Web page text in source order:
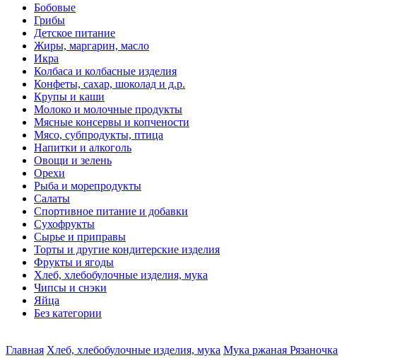
Бобовые
Грибы
Детское питание
Жиры, маргарин, масло
Икра
Колбаса и колбасные изделия
Конфеты, сахар, шоколад и д.р.
Крупы и каши
Молоко и молочные продукты
Мясные консервы и копчености
Мясо, субпродукты, птица
Напитки и алкоголь
Овощи и зелень
Орехи
Рыба и морепродукты
Салаты
Спортивное питание и добавки
Сухофрукты
Сырье и приправы
Торты и другие кондитерские изделия
Фрукты и ягоды
Хлеб, хлебобулочные изделия, мука
Чипсы и снэки
Яйца
Без категории
Главная Хлеб, хлебобулочные изделия, мука Мука ржаная Рязаночка